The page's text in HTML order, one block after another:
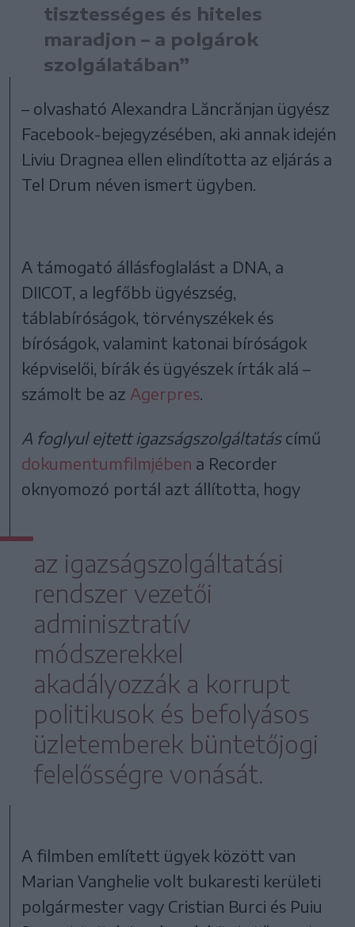
tisztességes és hiteles
maradjon – a polgárok
szolgálatában”
– olvasható Alexandra Lăncrănjan ügyész
Facebook-bejegyzésében, aki annak idején
Liviu Dragnea ellen elindította az eljárás a
Tel Drum néven ismert ügyben.
A támogató állásfoglalást a DNA, a
DIICOT, a legfőbb ügyészség,
táblabíróságok, törvényszékek és
bíróságok, valamint katonai bíróságok
képviselői, bírák és ügyészek írták alá –
számolt be az Agerpres.
A foglyul ejtett igazságszolgáltatáscímű
dokumentumfilmjében a Recorder
oknyomozó portál azt állította, hogy
az igazságszolgáltatási
rendszer vezetői
adminisztratív
módszerekkel
akadályozzák a korrupt
politikusok és befolyásos
üzletemberek büntetőjogi
felelősségre vonását.
A filmben említett ügyek között van
Marian Vanghelie volt bukaresti kerületi
polgármester vagy Cristian Burci és Puiu